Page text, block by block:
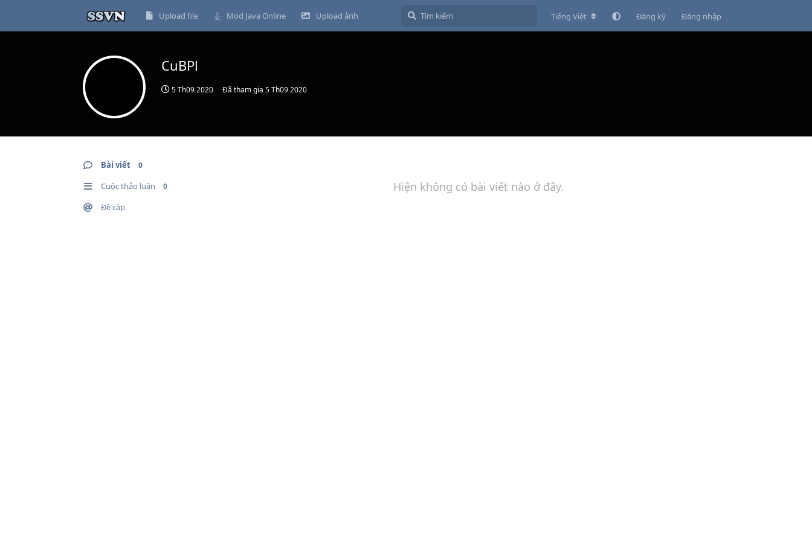
Upload file Mod Java Online Upload ảnh Tiếng Việt Đăng ký Đăng nhập
CuBPl
5 Th09 2020 Đã tham gia 5 Th09 2020
Bài viết 0
Cuộc thảo luận 0
Đề cập
Hiện không có bài viết nào ở đây.